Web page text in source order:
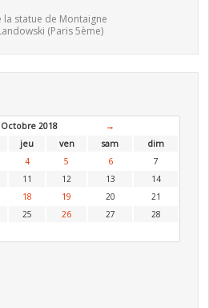
statue de Montaigne
(Paris 5ème)
Octobre 2018
→
jeu ven sam
dim
4 5 6
7
11 12 13
14
18 19 20
21
25 26 27
28